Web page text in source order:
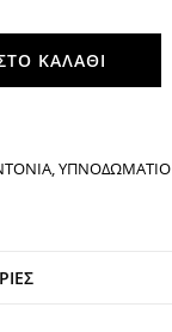
ΚΑΛΆΘΙ
,ΥΠΝΟΔΩΜΑΤΙΟ